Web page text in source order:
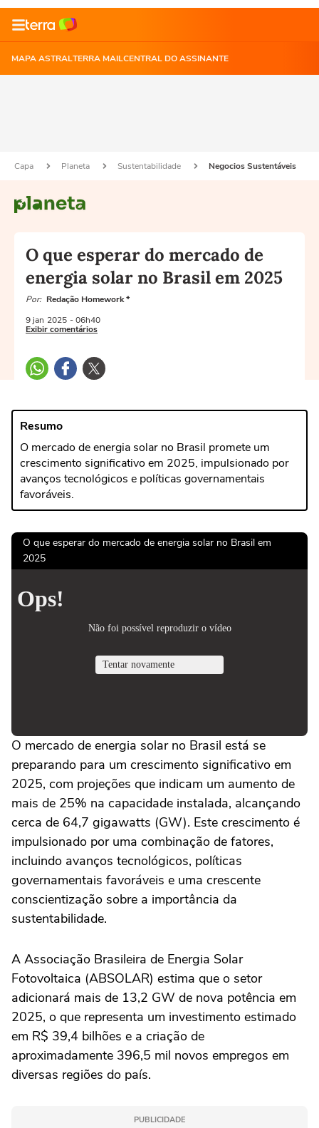
MAPA ASTRALTERRA MAILCENTRAL DO ASSINANTE
Capa Planeta Sustentabilidade Negocios Sustentáveis
O que esperar do mercado de
energia solar no Brasil em 2025
Por: Redação Homework *
9 jan 2025 - 06h40
Exibir comentários
Resumo
O mercado de energia solar no Brasil promete um
crescimento significativo em 2025, impulsionado por
avanços tecnológicos e políticas governamentais
favoráveis.
O que esperar do mercado de energia solar no Brasil em
2025
O mercado de energia solar no Brasil está se
preparando para um crescimento significativo em
2025, com projeções que indicam um aumento de
mais de 25% na capacidade instalada, alcançando
cerca de 64,7 gigawatts (GW). Este crescimento é
impulsionado por uma combinação de fatores,
incluindo avanços tecnológicos, políticas
governamentais favoráveis e uma crescente
conscientização sobre a importância da
sustentabilidade.
A Associação Brasileira de Energia Solar
Fotovoltaica (ABSOLAR) estima que o setor
adicionará mais de 13,2 GW de nova potência em
2025, o que representa um investimento estimado
em R$ 39,4 bilhões e a criação de
aproximadamente 396,5 mil novos empregos em
diversas regiões do país.
PUBLICIDADE